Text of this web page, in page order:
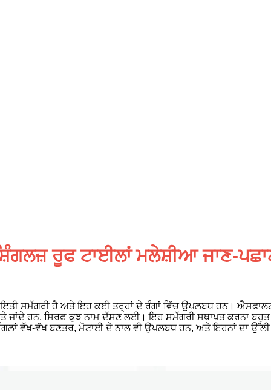
ਰੂਫ ਟਾਈਲਾਂ ਮਲੇਸ਼ੀਆ ਜਾਣ-
ਸਮੱਗਰੀ ਹੈ ਅਤੇ ਇਹ ਕਈ ਤਰ੍ਹਾਂ ਦੇ ਰੰਗਾਂ ਵਿੱਚ ਉਪਲਬਧ ਹਨ।
ਜਾਂਦੇ ਹਨ, ਸਿਰਫ਼ ਕੁਝ ਨਾਮ ਦੱਸਣ ਲਈ। ਇਹ ਸਮੱਗਰੀ ਸਥਾਪਤ ਕਰਨਾ
ਵੱਖ-ਵੱਖ ਬਣਤਰ, ਮੋਟਾਈ ਦੇ ਨਾਲ ਵੀ ਉਪਲਬਧ ਹਨ, ਅਤੇ ਇਹਨਾਂ ਦਾ ਉੱਲੀ